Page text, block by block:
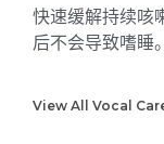
快速缓解持续咳
后不会导致嗜睡。
View All Vocal